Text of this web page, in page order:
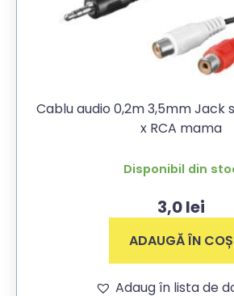
Cablu audio 0,2m 3,5mm Jack
x RCA mama
Disponibil din
3,0lei
ADAUGĂ ÎN COȘ
Adaug în lista de